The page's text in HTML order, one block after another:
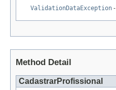
ValidationDataException
Method Detail
CadastrarProfissional